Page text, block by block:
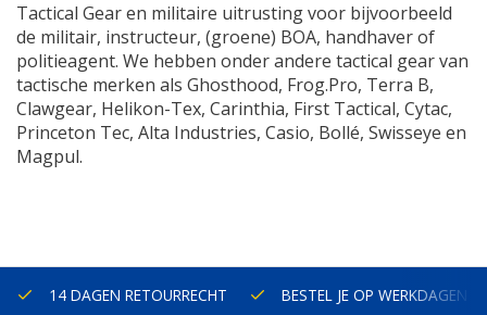
Tactical Gear en militaire uitrusting voor bijvoorbeeld
de militair, instructeur, (groene) BOA, handhaver of
politieagent. We hebben onder andere tactical gear van
tactische merken als Ghosthood, Frog.Pro, Terra B,
Clawgear, Helikon-Tex, Carinthia, First Tactical, Cytac,
Princeton Tec, Alta Industries, Casio, Bollé, Swisseye en
Magpul.
14 DAGEN RETOURRECHT BESTEL JE OP WERKDAGEN